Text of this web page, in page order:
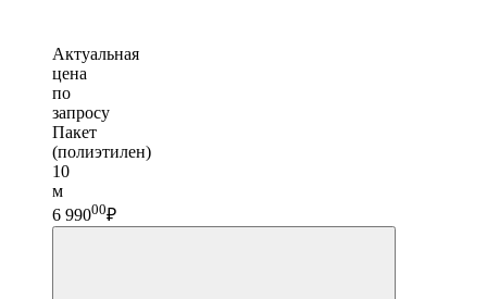
Актуальная
цена
по
запросу
Пакет
(полиэтилен)
10
м
6 99000₽